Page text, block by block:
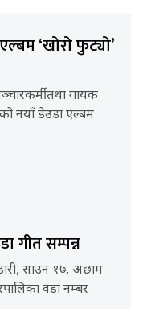
‘खोरो फुट्यो’
तथा गायक
नयाँ डेउडा एल्बम
गीत सम्पन्न
साउन १७, अछाम
वडा नम्बर